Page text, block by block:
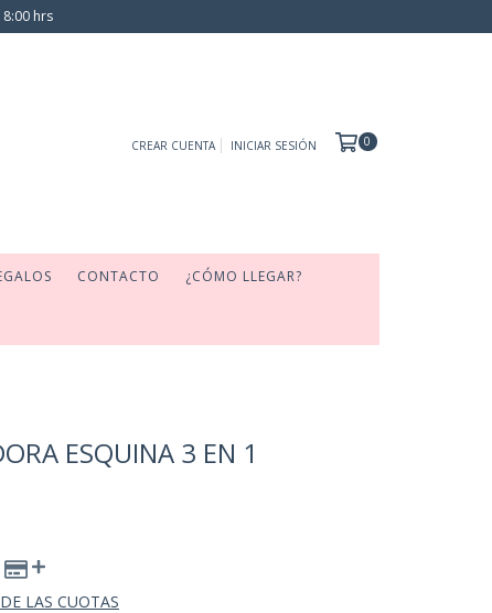
hrs
CREAR CUENTA INICIAR SESIÓN 0
CONTACTO ¿CÓMO LLEGAR?
ESQUINA 3 EN 1
LAS CUOTAS